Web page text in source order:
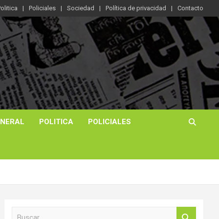
Policiales Sociedad Política de privacidad Contacto
POLITICA POLICIALES